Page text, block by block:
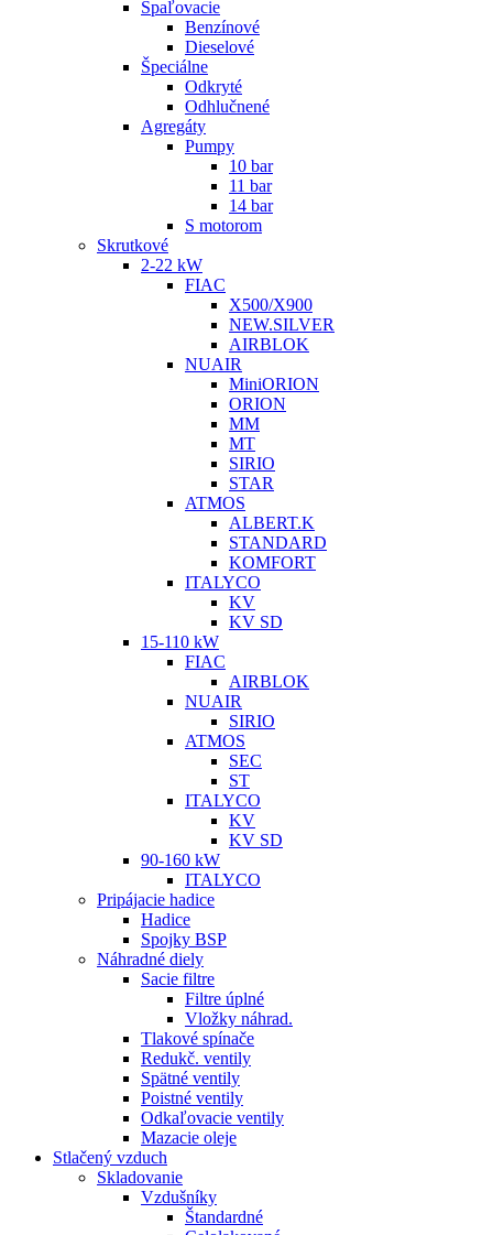
Spaľovacie
Benzínové
Dieselové
Špeciálne
Odkryté
Odhlučnené
Agregáty
Pumpy
10 bar
11 bar
14 bar
S motorom
Skrutkové
2-22 kW
FIAC
X500/X900
NEW.SILVER
AIRBLOK
NUAIR
MiniORION
ORION
MM
MT
SIRIO
STAR
ATMOS
ALBERT.K
STANDARD
KOMFORT
ITALYCO
KV
KV SD
15-110 kW
FIAC
AIRBLOK
NUAIR
SIRIO
ATMOS
SEC
ST
ITALYCO
KV
KV SD
90-160 kW
ITALYCO
Pripájacie hadice
Hadice
Spojky BSP
Náhradné diely
Sacie filtre
Filtre úplné
Vložky náhrad.
Tlakové spínače
Redukč. ventily
Spätné ventily
Poistné ventily
Odkaľovacie ventily
Mazacie oleje
Stlačený vzduch
Skladovanie
Vzdušníky
Štandardné